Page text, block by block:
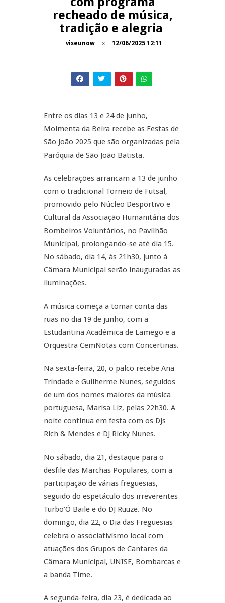
Dia do Foral em São João da
Pesqueira
Summer Fusion em
Festas do Concelho de Penalva
do Castelo
11º Encontro Gastronómico
Amador de Abrunhosa-a-Velha
Now Opinião – Manuela
Antunes: Problemas nos
Exames Nacionais
recheado de música,
tradição e alegria
viseunow 12/06/2025 12:11
Entre os dias 13 e 24 de junho,
Moimenta da Beira recebe as Festas de
São João 2025 que são organizadas pela
Paróquia de São João Batista.
As celebrações arrancam a 13 de junho
com o tradicional Torneio de Futsal,
promovido pelo Núcleo Desportivo e
Cultural da Associação Humanitária dos
Bombeiros Voluntários, no Pavilhão
Municipal, prolongando-se até dia 15.
No sábado, dia 14, às 21h30, junto à
Câmara Municipal serão inauguradas as
iluminações.
A música começa a tomar conta das
ruas no dia 19 de junho, com a
Estudantina Académica de Lamego e a
Orquestra CemNotas com Concertinas.
Na sexta-feira, 20, o palco recebe Ana
Trindade e Guilherme Nunes, seguidos
de um dos nomes maiores da música
portuguesa, Marisa Liz, pelas 22h30. A
noite continua em festa com os DJs
Rich & Mendes e DJ Ricky Nunes.
No sábado, dia 21, destaque para o
desfile das Marchas Populares, com a
participação de várias freguesias,
seguido do espetáculo dos irreverentes
Turbo’Ó Baile e do DJ Ruuze. No
domingo, dia 22, o Dia das Freguesias
celebra o associativismo local com
atuações dos Grupos de Cantares da
Câmara Municipal, UNISE, Bombarcas e
a banda Time.
A segunda-feira, dia 23, é dedicada ao